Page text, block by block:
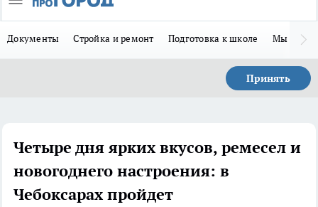
Документы Стройка и ремонт Подготовка к школе Мы в MAX
Принять
Четыре дня ярких вкусов, ремесел и
новогоднего настроения: в
Чебоксарах пройдет